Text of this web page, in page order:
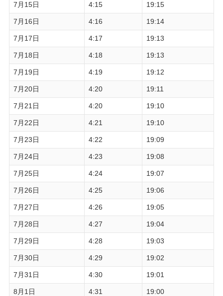
7月15日 4:15 19:15
7月16日 4:16 19:14
7月17日 4:17 19:13
7月18日 4:18 19:13
7月19日 4:19 19:12
7月20日 4:20 19:11
7月21日 4:20 19:10
7月22日 4:21 19:10
7月23日 4:22 19:09
7月24日 4:23 19:08
7月25日 4:24 19:07
7月26日 4:25 19:06
7月27日 4:26 19:05
7月28日 4:27 19:04
7月29日 4:28 19:03
7月30日 4:29 19:02
7月31日 4:30 19:01
8月1日 4:31 19:00